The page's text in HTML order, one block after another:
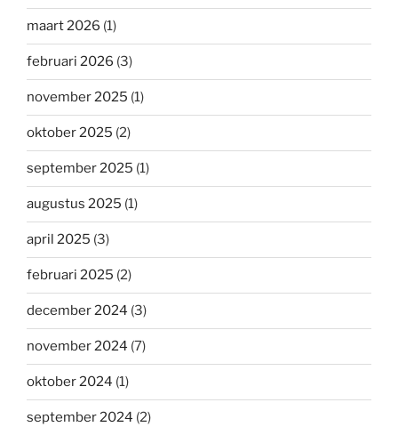
maart 2026 (1)
februari 2026 (3)
november 2025 (1)
oktober 2025 (2)
september 2025 (1)
augustus 2025 (1)
april 2025 (3)
februari 2025 (2)
december 2024 (3)
november 2024 (7)
oktober 2024 (1)
september 2024 (2)